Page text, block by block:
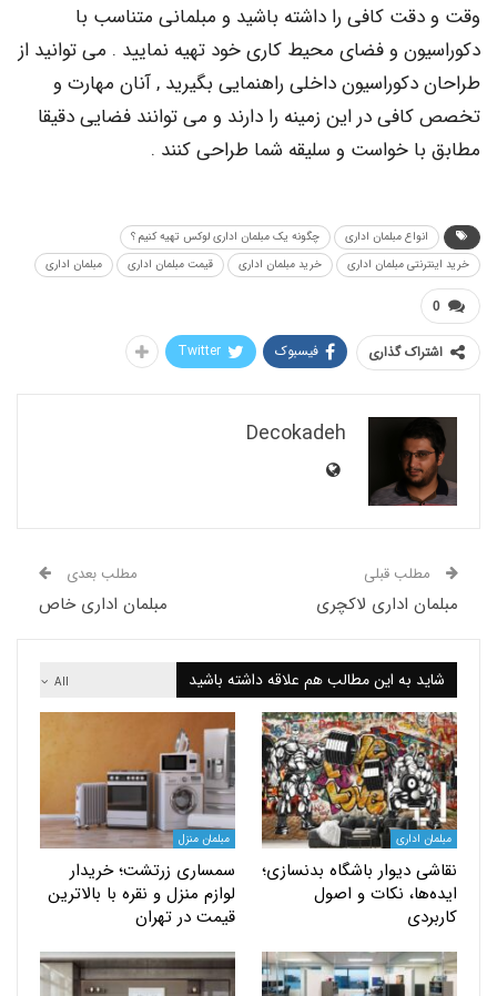
کافی را داشته باشید و مبلمانی متناسب با
و فضای محیط کاری خود تهیه نمایید . می توانید از
داخلی راهنمایی بگیرید , آنان مهارت و
در این زمینه را دارند و می توانند فضایی دقیقا
خواست و سلیقه شما طراحی کنند .
مبلمان اداری
چگونه یک مبلمان اداری لوکس تهیه کنیم ؟
مبلمان اداری
خرید مبلمان اداری قیمت مبلمان اداری مبلمان اداری
گذاری فیسبوک Twitter
Decokadeh
قبلی
اداری لاکچری
مطلب بعدی
مبلمان اداری خاص
به این مطالب هم علاقه داشته باشید
دیوار باشگاه بدنسازی؛
نکات و اصول
مبلمان منزل
سمساری زرتشت؛ خریدار
لوازم منزل و نقره با بالاترین
قیمت در تهران